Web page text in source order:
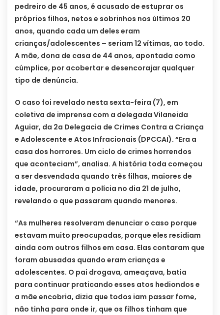
pedreiro de 45 anos, é acusado de estuprar os
próprios filhos, netos e sobrinhos nos últimos 20
anos, quando cada um deles eram
crianças/adolescentes – seriam 12 vítimas, ao todo.
A mãe, dona de casa de 44 anos, apontada como
cúmplice, por acobertar e desencorajar qualquer
tipo de denúncia.
O caso foi revelado nesta sexta-feira (7), em
coletiva de imprensa com a delegada Vilaneida
Aguiar, da 2a Delegacia de Crimes Contra a Criança
e Adolescente e Atos Infracionais (DPCCAI). “Era a
casa dos horrores. Um ciclo de crimes horrendos
que aconteciam”, analisa. A história toda começou
a ser desvendada quando três filhas, maiores de
idade, procuraram a polícia no dia 21 de julho,
revelando o que passaram quando menores.
“As mulheres resolveram denunciar o caso porque
estavam muito preocupadas, porque eles residiam
ainda com outros filhos em casa. Elas contaram que
foram abusadas quando eram crianças e
adolescentes. O pai drogava, ameaçava, batia
para continuar praticando esses atos hediondos e
a mãe encobria, dizia que todos iam passar fome,
não tinha para onde ir, que os filhos tinham que